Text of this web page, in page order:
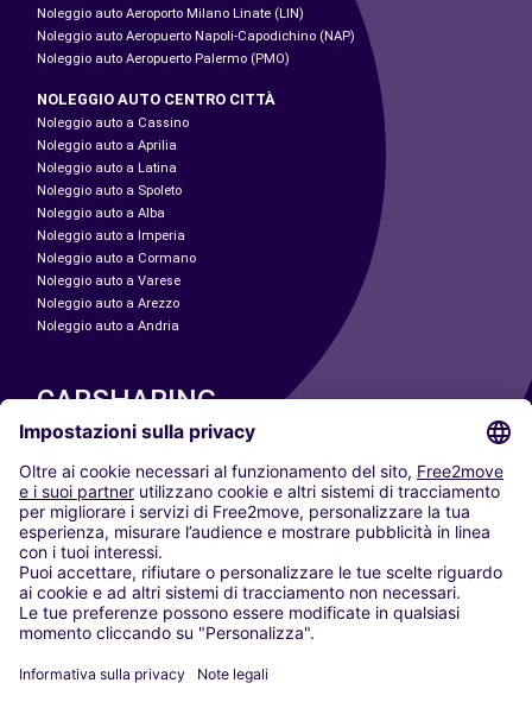
Noleggio auto Aeroporto Milano Linate (LIN)
Noleggio auto Aeropuerto Napoli-Capodichino (NAP)
Noleggio auto Aeropuerto Palermo (PMO)
NOLEGGIO AUTO CENTRO CITTÀ
Noleggio auto a Cassino
Noleggio auto a Aprilia
Noleggio auto a Latina
Noleggio auto a Spoleto
Noleggio auto a Alba
Noleggio auto a Imperia
Noleggio auto a Cormano
Noleggio auto a Varese
Noleggio auto a Arezzo
Noleggio auto a Andria
CARSHARING
LE NOSTRE CITTÀ
Paris
Madrid
Washington DC
Milano
Roma
Torino
Vienna
Berlino
Düsseldorf